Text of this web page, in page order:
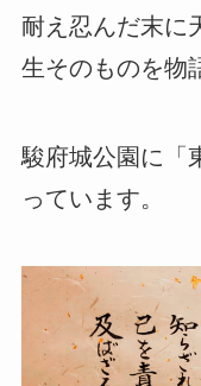
耐え忍んだ末に
生そのものを物
駿府城公園に「
っています。